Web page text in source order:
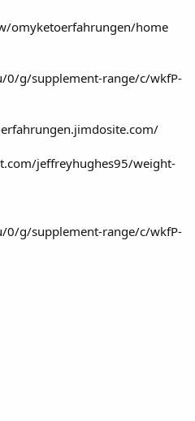
omyketoerfahrungen/home
g/supplement-range/c/wkfP-
jeffreyhughes95/weight-
g/supplement-range/c/wkfP-